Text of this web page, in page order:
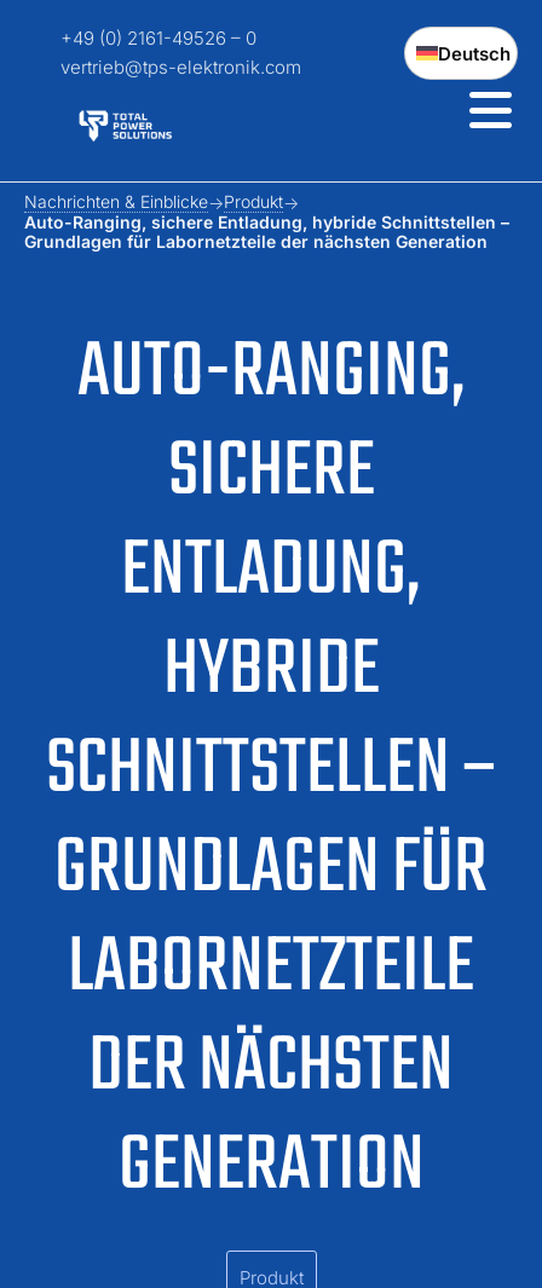
+49 (0) 2161-49526 – 0
vertrieb@tps-elektronik.com
Deutsch
AUTO-RANGING,
SICHERE
ENTLADUNG,
HYBRIDE
SCHNITTSTELLEN –
GRUNDLAGEN FÜR
LABORNETZTEILE
DER NÄCHSTEN
GENERATION
Nachrichten & Einblicke
Produkt
Auto-Ranging, sichere Entladung, hybride Schnittstellen –
Grundlagen für Labornetzteile der nächsten Generation
Produkt